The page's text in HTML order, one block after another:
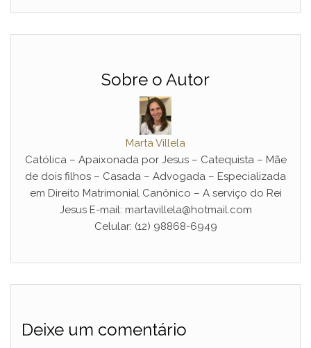
Sobre o Autor
Marta Villela
Católica – Apaixonada por Jesus – Catequista – Mãe
de dois filhos – Casada – Advogada – Especializada
em Direito Matrimonial Canônico – A serviço do Rei
Jesus E-mail: martavillela@hotmail.com
Celular: (12) 98868-6949
Deixe um comentário